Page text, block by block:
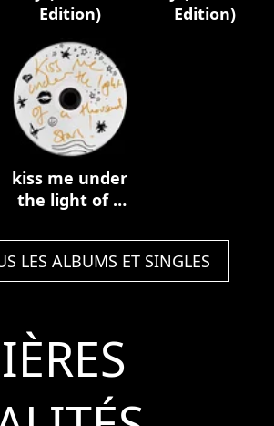
Edition)
Edition)
kiss me under
the light of a
stars
LES ALBUMS ET SINGLES